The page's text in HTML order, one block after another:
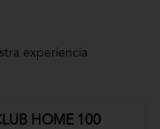
experiencia
HOME 100